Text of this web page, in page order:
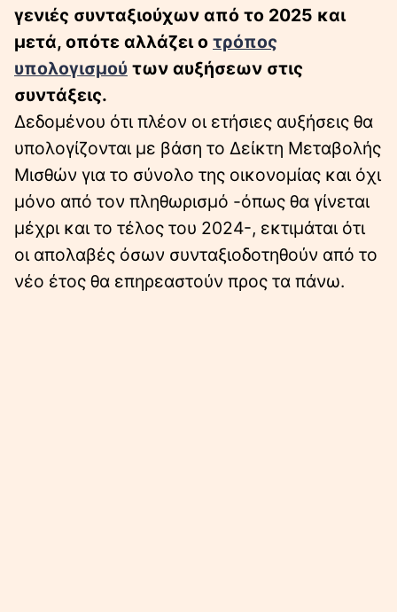
γενιές συνταξιούχων από το 2025 και
µετά, οπότε αλλάζει ο τρόπος
υπολογισµού των αυξήσεων στις
συντάξεις.
Δεδομένου ότι πλέον οι ετήσιες αυξήσεις θα
υπολογίζονται με βάση το Δείκτη Μεταβολής
Μισθών για το σύνολο της οικονομίας και όχι
μόνο από τον πληθωρισμό -όπως θα γίνεται
μέχρι και το τέλος του 2024-, εκτιμάται ότι
οι απολαβές όσων συνταξιοδοτηθούν από το
νέο έτος θα επηρεαστούν προς τα πάνω.